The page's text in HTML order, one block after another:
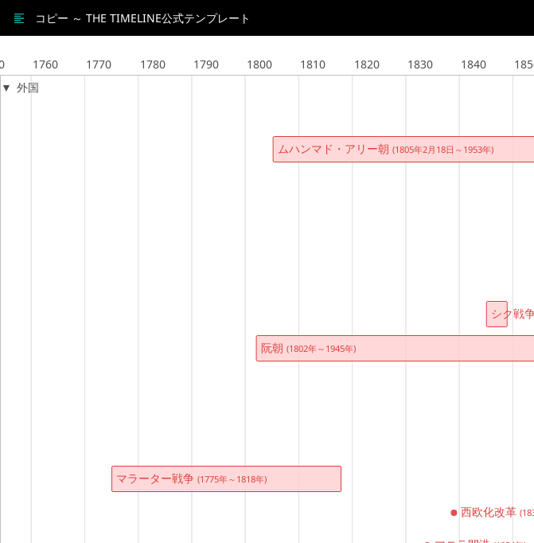
コピー ～ THE TIMELINE公式テンプレート
マラーター戦争(1775年～1818年)
シク戦
ムハンマド・アリー朝 (1805年2月18日～1953年)
西欧化改革
阮朝 (1802年～1945年)
外国
1760 1770 1780 1790 1800 1810 1820 1830 1840